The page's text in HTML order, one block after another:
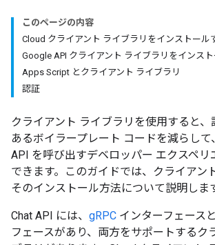
このページの内容
Cloud クライアント ライブラリをインストール
Google API クライアント ライブラリをインス
Apps Script とクライアント ライブラリ
認証
クライアント ライブラリを使用すると
あるボイラープレート コードを減らして
API を呼び出すデベロッパー エクスペリ
できます。このガイドでは、クライアン
そのインストール方法について説明しま
Chat API には、 gRPC インターフェースと
フェースがあり、両方をサポートするク